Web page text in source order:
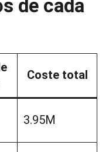
de cada
Coste total
3.95M